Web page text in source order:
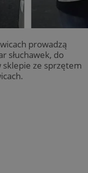
prowadzą
słuchawek, do
sklepie ze sprzętem